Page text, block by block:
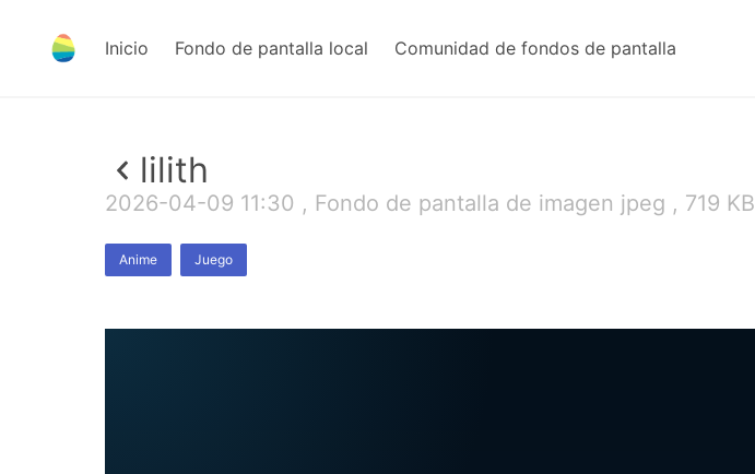
Inicio Fondo de pantalla local Comunidad de fondos de pantalla
lilith
2026-04-09 11:30 , Fondo de pantalla de imagen jpeg , 719 KB
Anime Juego